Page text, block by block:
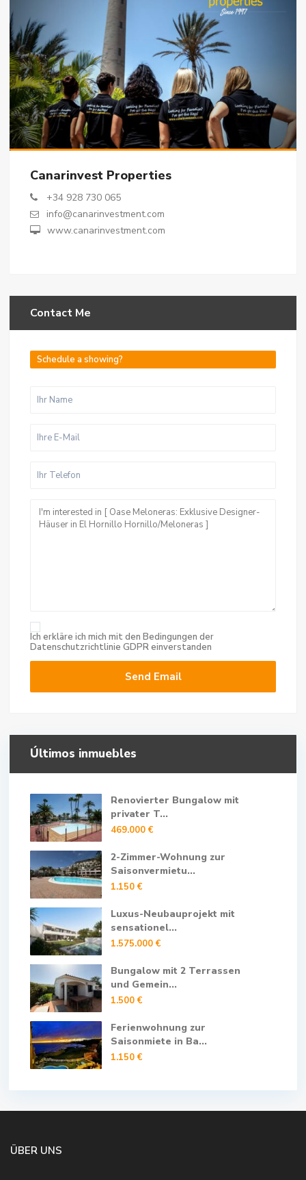
Canarinvest Properties
+34 928 730 065
info@canarinvestment.com
www.canarinvestment.com
Contact Me
Schedule a showing?
Ich erkläre ich mich mit den Bedingungen der
Datenschutzrichtlinie GDPR einverstanden
Últimos inmuebles
Renovierter Bungalow mit
privater T...
469.000 €
2-Zimmer-Wohnung zur
Saisonvermietu...
1.150 €
Luxus-Neubauprojekt mit
sensationel...
1.575.000 €
Bungalow mit 2 Terrassen
und Gemein...
1.500 €
Ferienwohnung zur
Saisonmiete in Ba...
1.150 €
ÜBER UNS